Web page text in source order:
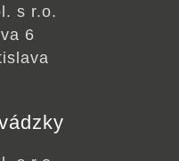
s r.o.
6